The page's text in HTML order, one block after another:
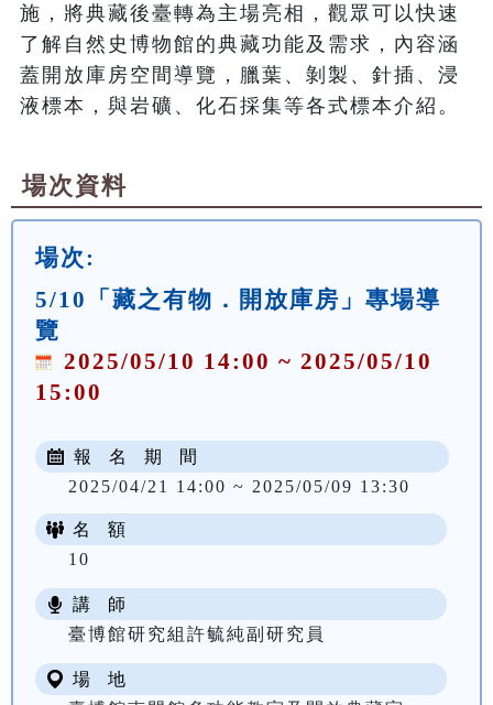
施，將典藏後臺轉為主場亮相，觀眾可以快速
了解自然史博物館的典藏功能及需求，內容涵
蓋開放庫房空間導覽，臘葉、剝製、針插、浸
液標本，與岩礦、化石採集等各式標本介紹。
場次資料
場次:
5/10「藏之有物．開放庫房」專場導
覽
2025/05/10 14:00 ~ 2025/05/10
15:00
報 名 期 間
2025/04/21 14:00 ~ 2025/05/09 13:30
名 額
10
講 師
臺博館研究組許毓純副研究員
場 地